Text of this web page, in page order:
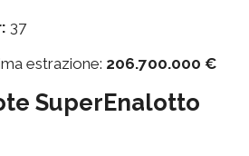
37
estrazione: 206.700.000 €
SuperEnalotto